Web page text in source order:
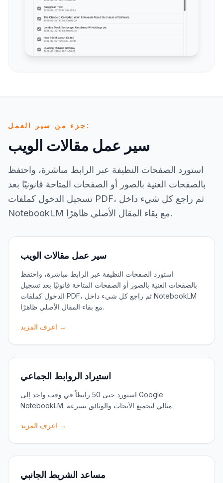
جزء من سير العمل:
سير عمل مقالات الويب
استورد الصفحات النظيفة عبر الرابط مباشرة، واحتفظ
بالصفحات الغنية بالصور أو الصفحات المتاحة قانونيًا بعد
تسجيل الدخول كملفات PDF، ثم راجع كل شيء داخل
NotebookLM مع بقاء المقال الأصلي ظاهرًا.
سير عمل مقالات الويب
استورد الصفحات النظيفة عبر الرابط مباشرة، واحتفظ
بالصفحات الغنية بالصور أو الصفحات المتاحة قانونيًا بعد تسجيل
الدخول كملفات PDF، ثم راجع كل شيء داخل NotebookLM
مع بقاء المقال الأصلي ظاهرًا.
اعرف المزيد →
استيراد الروابط الجماعي
استورد حتى 50 رابطاً في وقت واحد إلى Google
NotebookLM. مثالي لتجميع الأبحاث والوثائق بسرعة.
اعرف المزيد →
مساعد الشريط الجانبي